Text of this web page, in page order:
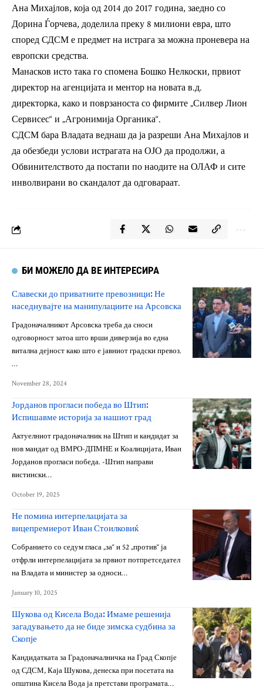
Ана Михајлов, која од 2014 до 2017 година, заедно со
Дорина Ѓорчева, доделила преку 8 милиони евра, што
според СДСМ е предмет на истрага за можна проневера на
европски средства.
Манасков исто така го спомена Бошко Нелкоски, првиот
директор на агенцијата и ментор на новата в.д.
директорка, како и поврзаноста со фирмите „Силвер Лион
Сервисес“ и „Агронимија Органика“.
СДСМ бара Владата веднаш да ја разреши Ана Михајлов и
да обезбеди услови истрагата на ОЈО да продолжи, а
Обвинителството да постапи по наодите на ОЛАФ и сите
инволвирани во скандалот да одговараат.
БИ МОЖЕЛО ДА ВЕ ИНТЕРЕСИРА
Славески до приватните превозници: Не
наседнувајте на манипулациите на Арсовска
Градоначалникот Арсовска треба да сноси
одговорност затоа што врши диверзија во една
витална дејност како што е јавниот градски превоз.
…
November 28, 2024
Јорданов прогласи победа во Штип:
Испишавме историја за нашиот град
Актуелниот градоначалник на Штип и кандидат за
нов мандат од ВМРО-ДПМНЕ и Коалицијата, Иван
Јорданов прогласи победа. -Штип направи
вистински…
October 19, 2025
Не помина интерпелацијата за
вицепремиерот Иван Стоилковиќ
Собранието со седум гласа „за“ и 52 „против“ ја
отфрли интерпелацијата за првиот потпретседател
на Владата и министер за односи…
January 10, 2025
Шукова од Кисела Вода: Имаме решенија
загадувањето да не биде зимска судбина за
Скопје
Кандидатката за Градоначалничка на Град Скопје
од СДСМ, Каја Шукова, денеска при посетата на
општина Кисела Вода ја претстави програмата…